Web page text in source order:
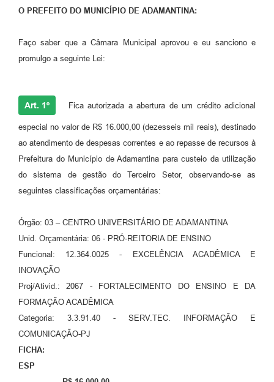
Galeria de Vídeos
Contas Públicas
Links
Agenda
O PREFEITO DO MUNICÍPIO DE ADAMANTINA:
Faço saber que a Câmara Municipal aprovou e eu sanciono e
promulgo a seguinte Lei:
Art. 1º Fica autorizada a abertura de um crédito adicional
especial no valor de R$ 16.000,00 (dezesseis mil reais), destinado
ao atendimento de despesas correntes e ao repasse de recursos à
Prefeitura do Município de Adamantina para custeio da utilização
do sistema de gestão do Terceiro Setor, observando-se as
seguintes classificações orçamentárias:
Órgão: 03 – CENTRO UNIVERSITÁRIO DE ADAMANTINA
Unid. Orçamentária: 06 - PRÓ-REITORIA DE ENSINO
Funcional: 12.364.0025 - EXCELÊNCIA ACADÊMICA E
INOVAÇÃO
Proj/Ativid.: 2067 - FORTALECIMENTO DO ENSINO E DA
FORMAÇÃO ACADÊMICA
Categoria: 3.3.91.40 - SERV.TEC. INFORMAÇÃO E
COMUNICAÇÃO-PJ
FICHA:
ESP